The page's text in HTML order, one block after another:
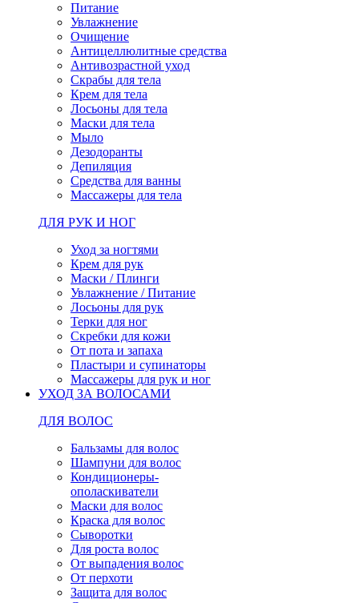
Питание
Увлажнение
Очищение
Антицеллюлитные средства
Антивозрастной уход
Скрабы для тела
Крем для тела
Лосьоны для тела
Маски для тела
Мыло
Дезодоранты
Депиляция
Средства для ванны
Массажеры для тела
ДЛЯ РУК И НОГ
Уход за ногтями
Крем для рук
Маски / Плинги
Увлажнение / Питание
Лосьоны для рук
Терки для ног
Скребки для кожи
От пота и запаха
Пластыри и супинаторы
Массажеры для рук и ног
УХОД ЗА ВОЛОСАМИ
ДЛЯ ВОЛОС
Бальзамы для волос
Шампуни для волос
Кондиционеры-
ополаскиватели
Маски для волос
Краска для волос
Сыворотки
Для роста волос
От выпадения волос
От перхоти
Защита для волос